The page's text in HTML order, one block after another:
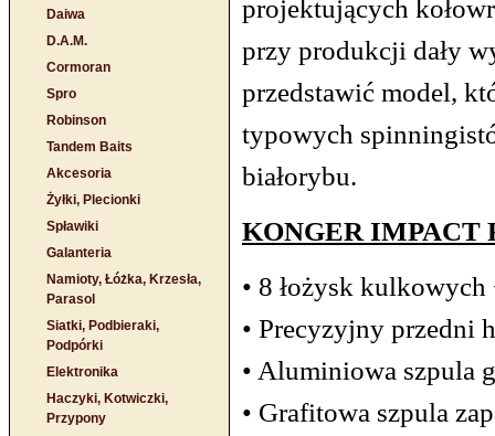
Daiwa
D.A.M.
Cormoran
Spro
Robinson
Tandem Baits
Akcesoria
Żyłki, Plecionki
Spławiki
Galanteria
Namioty, Łóżka, Krzesła,
Parasol
Siatki, Podbieraki,
Podpórki
Elektronika
Haczyki, Kotwiczki,
Przypony
projektujących
przy produkcji dały
przedstawić model,
typowych
białorybu.
KONGER IMPACT
• 8 łożysk
• Precyzyjny przedni
• Aluminiowa szpula
• Grafitowa szpula